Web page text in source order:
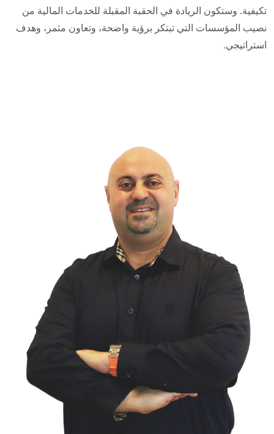
تكيفية. وستكون الريادة في الحقبة المقبلة للخدمات المالية من
نصيب المؤسسات التي تبتكر برؤية واضحة، وتعاون مثمر، وهدف
استراتيجي.